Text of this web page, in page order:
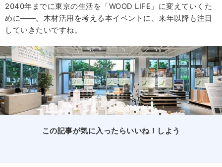
2040年までに東京の生活を「WOOD LIFE」に変えていくた
めに――。木材活用を考える本イベントに、来年以降も注目
していきたいですね。
この記事が気に入ったらいいね！しよう